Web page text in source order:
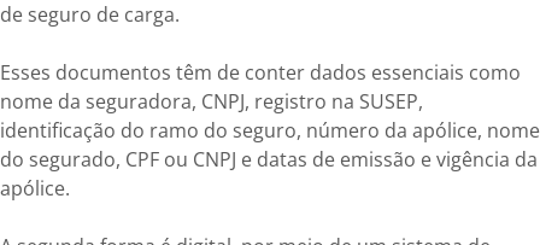
de seguro de carga.
Esses documentos têm de conter dados essenciais como
nome da seguradora, CNPJ, registro na SUSEP,
identificação do ramo do seguro, número da apólice, nome
do segurado, CPF ou CNPJ e datas de emissão e vigência da
apólice.